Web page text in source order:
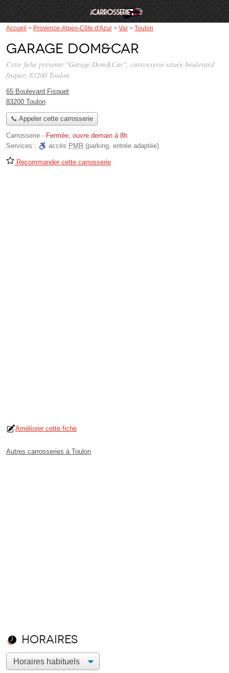
Accueil > Provence-Alpes-Côte d'Azur > Var > Toulon
Garage Dom&Car
Cette fiche présente "Garage Dom&Car", carrosserie située boulevard
fisquet, 83200 Toulon.
65 Boulevard Fisquet
83200 Toulon
📞 Appeler cette carrosserie
Carrosserie - Fermée, ouvre demain à 8h
Services :
accès PMR (parking, entrée adaptée)
Recommander cette carrosserie
Améliorer cette fiche
Autres carrosseries à Toulon
Horaires